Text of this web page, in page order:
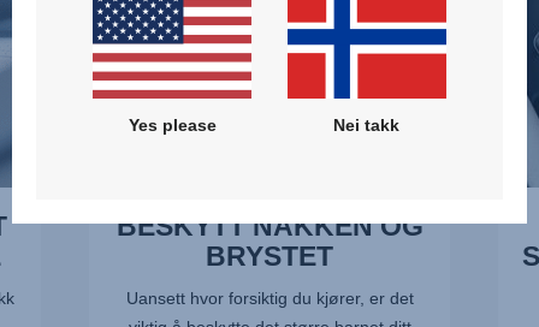
BESKYTT NAKKEN OG
BRYSTET
Uansett hvor forsiktig du kjører, er det
Yes please Nei takk